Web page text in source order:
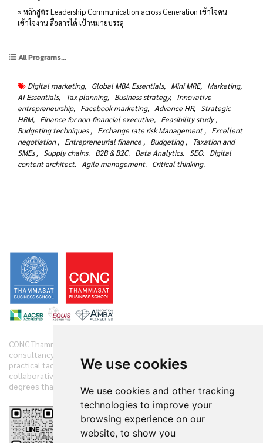
We use cookies
We use cookies and other tracking
technologies to improve your
browsing experience on our
website, to show you
» หลักสูตร Leadership Communication across Generation เข้าใจคน
เข้าใจงาน สื่อสารได้ เป้าหมายบรรลุ
All Programs...
Digital marketing, Global MBA Essentials, Mini MRE, Marketing,
AI Essentials,
Tax planning, Business strategy, Innovative
entrepreneurship, Facebook marketing, Advance HR, Strategic
HRM, Finance for non-financial executive, Feasibility study ,
Budgeting techniques , Exchange rate risk Management , Excellent
negotiation , Entrepreneurial finance , Budgeting ,
Taxation and
SMEs , Supply chains. B2B & B2C. Data Analytics. SEO. Digital
content architect. Agile management. Critical thinking.
CONC Thammasat offers clients diverse range of business
consultancy, implementation services and training initiatives with
practical tactics. We have practiced and demonstrate new
collaborative techniques to diagnose clients’ companies in 360
degrees that have accelerated the clients’ performances.
Reviews